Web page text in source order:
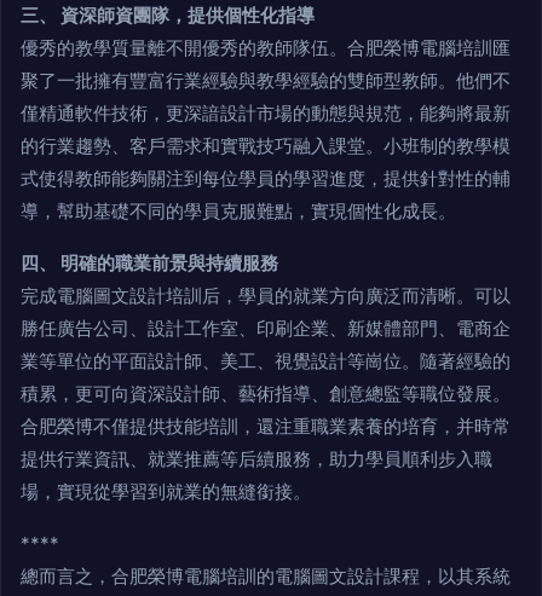
三、 資深師資團隊，提供個性化指導
優秀的教學質量離不開優秀的教師隊伍。合肥榮博電腦培訓匯
聚了一批擁有豐富行業經驗與教學經驗的雙師型教師。他們不
僅精通軟件技術，更深諳設計市場的動態與規范，能夠將最新
的行業趨勢、客戶需求和實戰技巧融入課堂。小班制的教學模
式使得教師能夠關注到每位學員的學習進度，提供針對性的輔
導，幫助基礎不同的學員克服難點，實現個性化成長。
四、 明確的職業前景與持續服務
完成電腦圖文設計培訓后，學員的就業方向廣泛而清晰。可以
勝任廣告公司、設計工作室、印刷企業、新媒體部門、電商企
業等單位的平面設計師、美工、視覺設計等崗位。隨著經驗的
積累，更可向資深設計師、藝術指導、創意總監等職位發展。
合肥榮博不僅提供技能培訓，還注重職業素養的培育，并時常
提供行業資訊、就業推薦等后續服務，助力學員順利步入職
場，實現從學習到就業的無縫銜接。
****
總而言之，合肥榮博電腦培訓的電腦圖文設計課程，以其系統